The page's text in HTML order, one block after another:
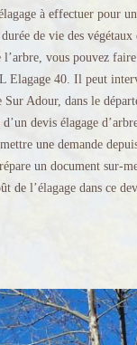
à effectuer pour un
de vie des végétaux
vous pouvez faire
Elagage 40. Il peut
Adour, dans le
devis élagage
une demande
un document sur-
de l’élagage dans ce